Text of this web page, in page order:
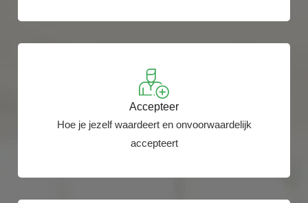
Accepteer
Hoe je jezelf waardeert en onvoorwaardelijk
accepteert